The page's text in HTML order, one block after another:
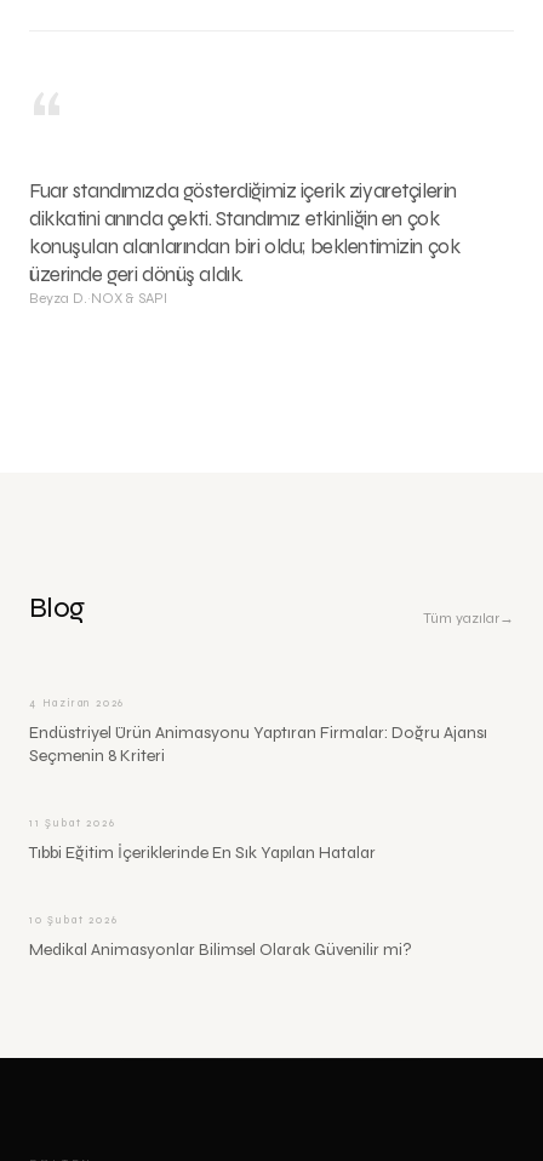
“
Fuar standımızda gösterdiğimiz içerik ziyaretçilerin
dikkatini anında çekti. Standımız etkinliğin en çok
konuşulan alanlarından biri oldu; beklentimizin çok
üzerinde geri dönüş aldık.
Beyza D.·NOX & SAPI
Blog Tüm yazılar→
4 Haziran 2026
Endüstriyel Ürün Animasyonu Yaptıran Firmalar: Doğru Ajansı
Seçmenin 8 Kriteri
11 Şubat 2026
Tıbbi Eğitim İçeriklerinde En Sık Yapılan Hatalar
10 Şubat 2026
Medikal Animasyonlar Bilimsel Olarak Güvenilir mi?